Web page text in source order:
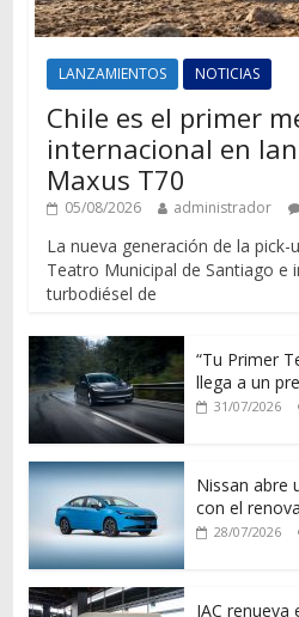
LANZAMIENTOS NOTICIAS
Chile es el primer
internacional en
Maxus T70
05/08/2026 administrador
La nueva generación de la
Teatro Municipal de Santiago
turbodiésel de
“Tu Primer
llega a un
31/07/2026
Nissan abre
con el
28/07/2026
JAC